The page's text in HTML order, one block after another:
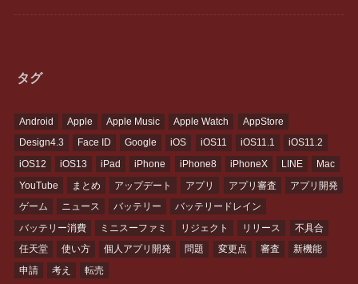
タグ
Android Apple Apple Music Apple Watch
AppStore
Design4.3
Face ID Google iOS iOS11 iOS11.1
iOS11.2
iOS12
iOS13 iPad iPhone iPhone8 iPhoneX LINE
Mac
YouTube
まとめ アップデート アプリ アプリ審査
アプリ開発
ゲーム
ニュース バッテリー
バッテリードレイン
バッテリー消費
ミニスーファミ リジェクト リリース
不具合
任天堂
使い方 個人アプリ開発 問題 変更点 審査
新機能
申請
考え 転売